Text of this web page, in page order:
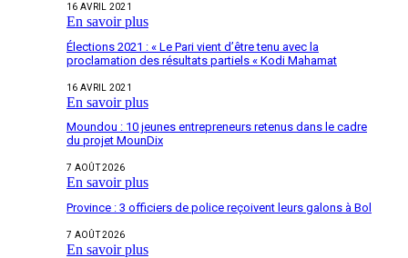
16 AVRIL 2021
En savoir plus
Élections 2021 : « Le Pari vient d’être tenu avec la
proclamation des résultats partiels « Kodi Mahamat
16 AVRIL 2021
En savoir plus
Moundou : 10 jeunes entrepreneurs retenus dans le cadre
du projet MounDix
7 AOÛT 2026
En savoir plus
Province : 3 officiers de police reçoivent leurs galons à Bol
7 AOÛT 2026
En savoir plus